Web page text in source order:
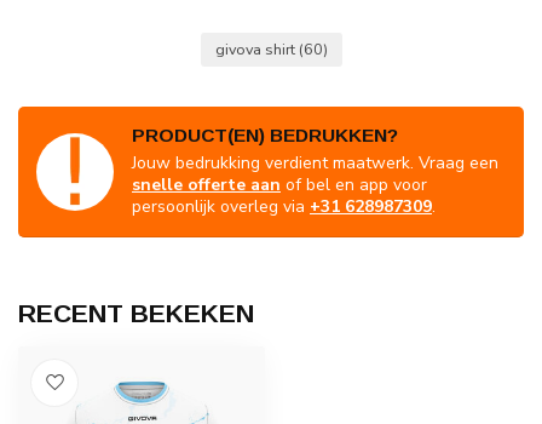
givova shirt (60)
PRODUCT(EN) BEDRUKKEN?
Jouw bedrukking verdient maatwerk. Vraag een
snelle offerte aan of bel en app voor
persoonlijk overleg via +31 628987309.
RECENT BEKEKEN